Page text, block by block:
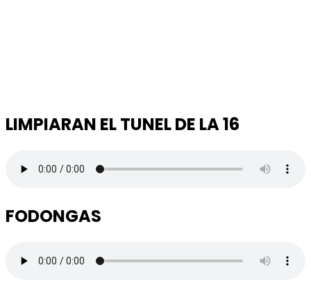
LIMPIARAN EL TUNEL DE LA 16
FODONGAS